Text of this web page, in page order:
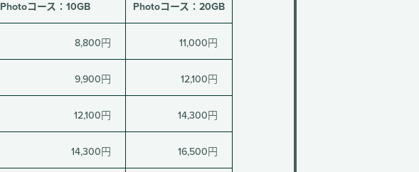
Photoコース：10GB Photoコース：20GB
8,800円 11,000円
9,900円 12,100円
12,100円 14,300円
14,300円 16,500円